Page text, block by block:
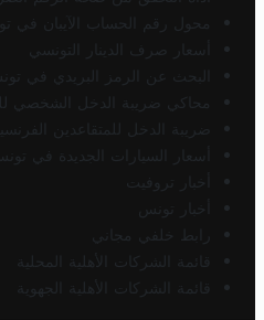
محول رقم الحساب الآيبان في
أسعار صرف الدينار التونسي
البحث عن الرمز البريدي في
محاكي ضريبة الدخل الشخصي
ضريبة الدخل للمتقاعدين
أسعار السيارات الجديدة في تونس
أخبار تروفيت
أخبار تونس
رابط خلفي مجاني
قائمة الشركات الأهلية المحلية
قائمة الشركات الأهلية الجهوية